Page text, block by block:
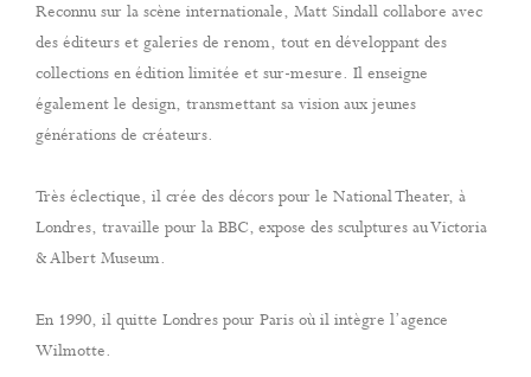
Reconnu sur la scène internationale, Matt Sindall collabore avec
des éditeurs et galeries de renom, tout en développant des
collections en édition limitée et sur-mesure. Il enseigne
également le design, transmettant sa vision aux jeunes
générations de créateurs.
Très éclectique, il crée des décors pour le National Theater, à
Londres, travaille pour la BBC, expose des sculptures au Victoria
& Albert Museum.
En 1990, il quitte Londres pour Paris où il intègre l’agence
Wilmotte.